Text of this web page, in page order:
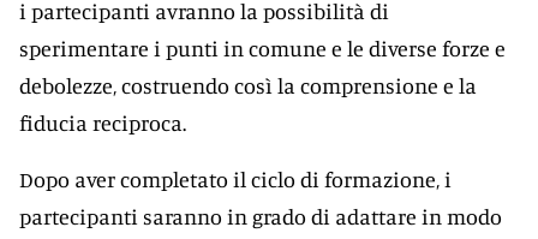
i partecipanti avranno la possibilità di
sperimentare i punti in comune e le diverse forze e
debolezze, costruendo così la comprensione e la
fiducia reciproca.
Dopo aver completato il ciclo di formazione, i
partecipanti saranno in grado di adattare in modo